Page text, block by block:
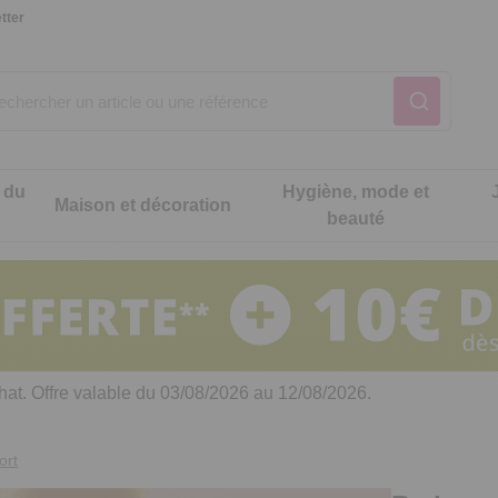
cuisine
de cuisine malins
Notre produit du
Notre produit du
Maison et décoration
Notre produit du
Hygiène, mode et
beauté
intimité
Notre produit du
Notre produit du
Notre produit du
Offre valable du 03/08/2026 au 12/08/2026.